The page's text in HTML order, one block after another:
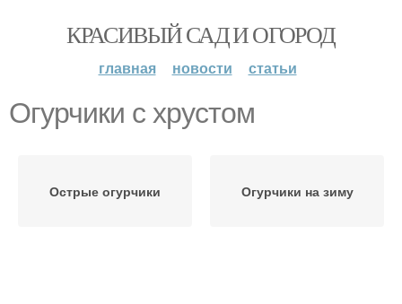
КРАСИВЫЙ САД И ОГОРОД
главная новости статьи
Огурчики с хрустом
Острые огурчики Огурчики на зиму